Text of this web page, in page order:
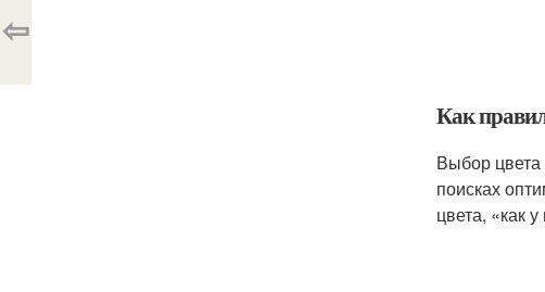
Как
Выбор цвета
поисках
цвета, «как
⇦